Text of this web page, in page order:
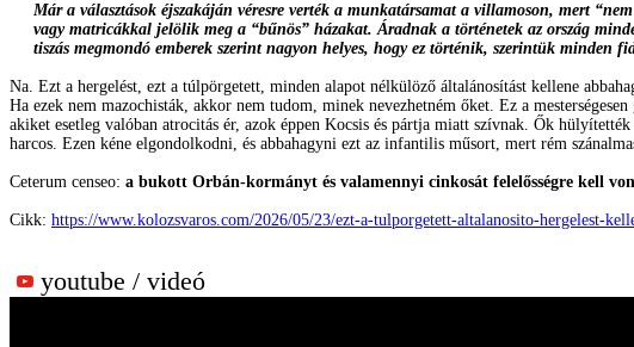
Már a választások éjszakáján véresre verték a munkatársamat a villamoson, mert
vagy matricákkal jelölik meg a “bűnös” házakat. Áradnak a történetek az ország
tiszás megmondó emberek szerint nagyon helyes, hogy ez történik, szerintük minden
Na. Ezt a hergelést, ezt a túlpörgetett, minden alapot nélkülöző általánosítást kellene
Ha ezek nem mazochisták, akkor nem tudom, minek nevezhetném őket. Ez a
akiket esetleg valóban atrocitás ér, azok éppen Kocsis és pártja miatt szívnak. Ők
harcos. Ezen kéne elgondolkodni, és abbahagyni ezt az infantilis műsort, mert rém
Ceterum censeo: a bukott Orbán-kormányt és valamennyi cinkosát felelősségre kell
Cikk: https://www.kolozsvaros.com/2026/05/23/ezt-a-tulporgetett-altalanosito-hergelest-
youtube / videó